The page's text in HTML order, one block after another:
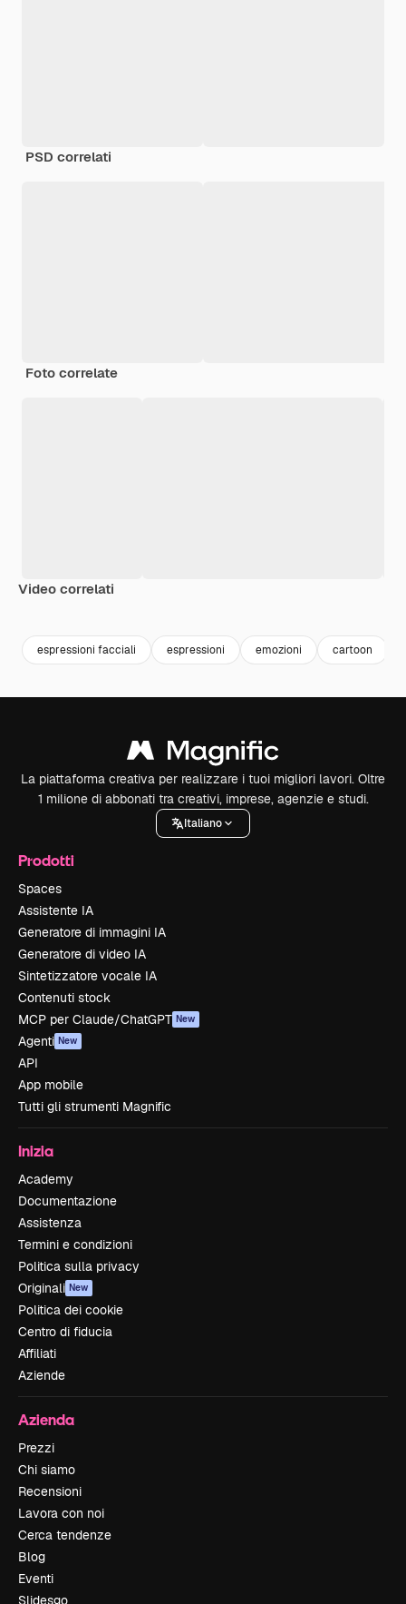
PSD correlati
Foto correlate
Video correlati
espressioni facciali espressioni emozioni cartoon
La piattaforma creativa per realizzare i tuoi migliori lavori. Oltre
1 milione di abbonati tra creativi, imprese, agenzie e studi.
Italiano
Prodotti
Spaces
Assistente IA
Generatore di immagini IA
Generatore di video IA
Sintetizzatore vocale IA
Contenuti stock
MCP per Claude/ChatGPT New
Agenti New
API
App mobile
Tutti gli strumenti Magnific
Inizia
Academy
Documentazione
Assistenza
Termini e condizioni
Politica sulla privacy
Originali New
Politica dei cookie
Centro di fiducia
Affiliati
Aziende
Azienda
Prezzi
Chi siamo
Recensioni
Lavora con noi
Cerca tendenze
Blog
Eventi
Slidesgo